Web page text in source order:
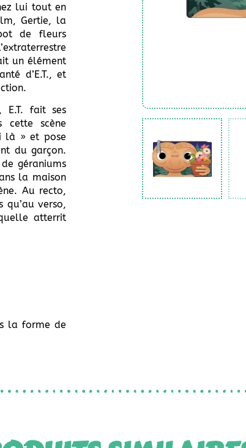
lui tout en
Gertie, la
de fleurs
un élément
d’E.T., et
E.T. fait ses
scène
là » et pose
du garçon.
géraniums
la maison
Au recto,
verso,
atterrit
la forme de